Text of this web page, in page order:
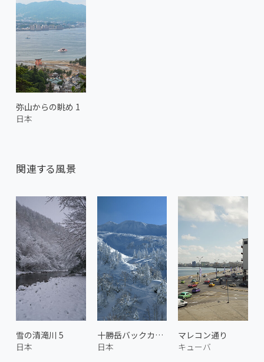
弥山からの眺め 1
日本
関連する風景
雪の清滝川 5
日本
十勝岳バックカントリー
日本
マレコン通り
キューバ